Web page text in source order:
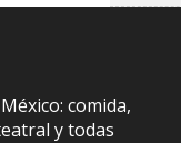
comida,
y todas